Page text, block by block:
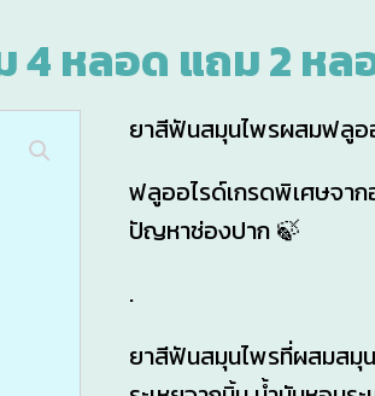
4 หลอด แถม 2 หล
ยาสีฟันสมุนไพรผสมฟลูอ
ฟลูออไรด์เกรดพิเศษจา
ปัญหาช่องปาก 🍃
.
ยาสีฟันสมุนไพรที่ผสมสมุ